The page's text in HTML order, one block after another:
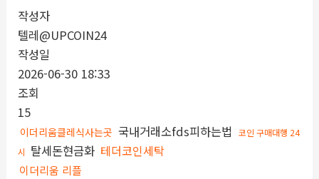
작성자
텔레@UPCOIN24
작성일
2026-06-30 18:33
조회
15
이더리움클레식사는곳 국내거래소fds피하는법
코인 구매대행 24
시 탈세돈현금화 테더코인세탁
이더리움 리플